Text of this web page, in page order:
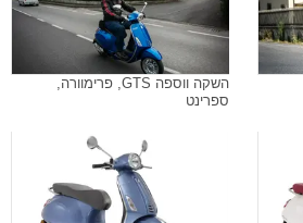
השקה ווספה GTS, פרימוורה,
ספרינט